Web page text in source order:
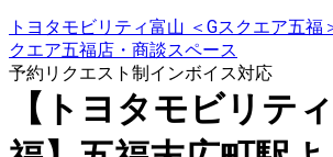
トヨタモビリティ富山 ＜Gスクエア五福
クエア五福店・商談スペース
予約リクエスト制インボイス対応
【トヨタモビリテ